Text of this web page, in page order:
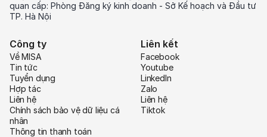
quan cấp: Phòng Đăng ký kinh doanh - Sở Kế hoạch và Đầu tư
TP. Hà Nội
Công ty
Về MISA
Tin tức
Tuyển dụng
Hợp tác
Liên hệ
Chính sách bảo vệ dữ liệu cá
nhân
Thông tin thanh toán
Liên kết
Facebook
Youtube
LinkedIn
Zalo
Liên hệ
Tiktok